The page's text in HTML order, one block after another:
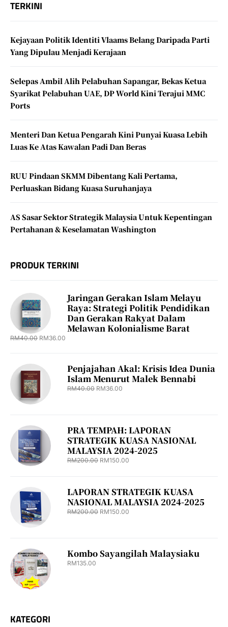
TERKINI
Kejayaan Politik Identiti Vlaams Belang Daripada Parti
Yang Dipulau Menjadi Kerajaan
Selepas Ambil Alih Pelabuhan Sapangar, Bekas Ketua
Syarikat Pelabuhan UAE, DP World Kini Terajui MMC
Ports
Menteri Dan Ketua Pengarah Kini Punyai Kuasa Lebih
Luas Ke Atas Kawalan Padi Dan Beras
RUU Pindaan SKMM Dibentang Kali Pertama,
Perluaskan Bidang Kuasa Suruhanjaya
AS Sasar Sektor Strategik Malaysia Untuk Kepentingan
Pertahanan & Keselamatan Washington
PRODUK TERKINI
Jaringan Gerakan Islam Melayu
Raya: Strategi Politik Pendidikan
Dan Gerakan Rakyat Dalam
Melawan Kolonialisme Barat
RM40.00 RM36.00
Penjajahan Akal: Krisis Idea Dunia
Islam Menurut Malek Bennabi
RM40.00 RM36.00
PRA TEMPAH: LAPORAN
STRATEGIK KUASA NASIONAL
MALAYSIA 2024-2025
RM200.00 RM150.00
LAPORAN STRATEGIK KUASA
NASIONAL MALAYSIA 2024-2025
RM200.00 RM150.00
Kombo Sayangilah Malaysiaku
RM135.00
KATEGORI